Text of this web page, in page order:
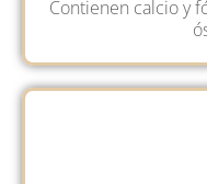
Contienen calcio y